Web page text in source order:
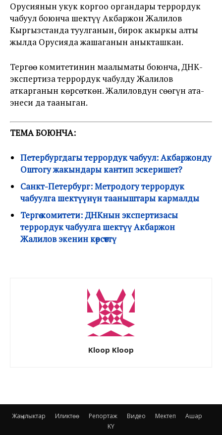
Орусиянын укук коргоо органдары террордук
чабуул боюнча шектүү Акбаржон Жалилов
Кыргызстанда туулганын, бирок акыркы алты
жылда Орусияда жашаганын аныкташкан.
Тергөө комитетинин маалыматы боюнча, ДНК-
экспертиза террордук чабулду Жалилов
аткарганын көрсөткөн. Жалиловдун сөөгүн ата-
энеси да тааныган.
ТЕМА БОЮНЧА:
Петербургдагы террордук чабуул: Акбаржонду
Оштогу жакындары кантип эскеришет?
Санкт-Петербург: Метродогу террордук
чабуулга шектүүнүн тааныштары кармалды
Тергөө комитети: ДНКнын экспертизасы
террордук чабуулга шектүү Акбаржон
Жалилов экенин көрсөттү
Kloop Kloop
Жаңылыктар Иликтөө Репортаж Видео Мектеп
Ашар
KY